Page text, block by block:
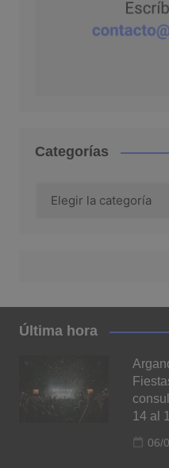
Categorías
Última hora
14 al
06/